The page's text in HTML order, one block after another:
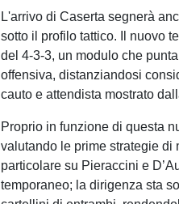
L'arrivo di Caserta segnerà
sotto il profilo tattico. Il nuovo
del 4-3-3, un modulo che
offensiva, distanziandosi
cauto e attendista mostrato
Proprio in funzione di questa
valutando le prime strategie di
particolare su Pieraccini e
temporaneo; la dirigenza sta